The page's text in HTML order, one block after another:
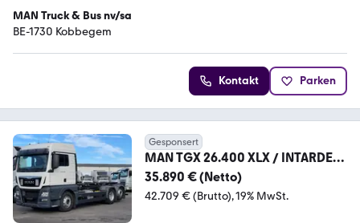
MAN Truck & Bus nv/sa
BE-1730 Kobbegem
Kontakt Parken
Gesponsert
MAN TGX 26.400 XLX / INTARDER
/ HIAB-SEILABROLLER
35.890 € (Netto)
42.709 € (Brutto) 19% MwSt.